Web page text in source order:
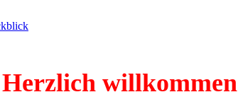
Herzlich willkommen